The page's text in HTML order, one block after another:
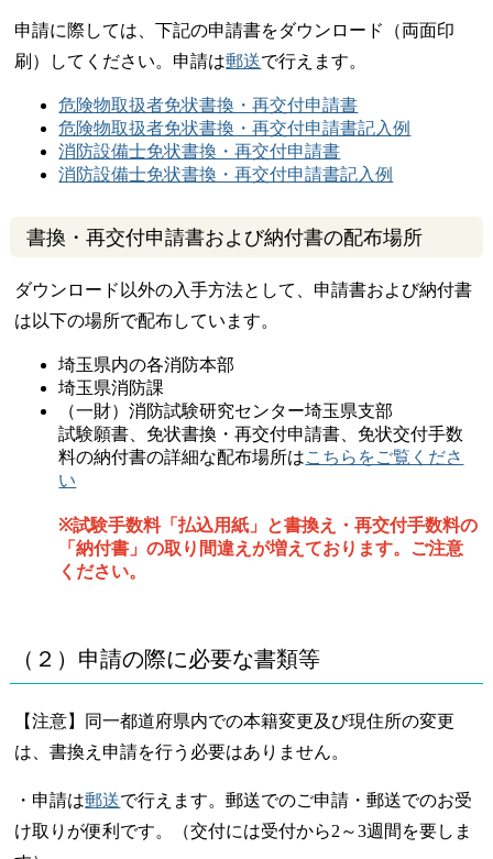
申請に際しては、下記の申請書をダウンロード
（両面印
刷 ） してください。申請は郵送で行えます。
危険物取扱者免状書換・再交付申請書
危険物取扱者免状書換・再交付申請書記入例
消防設備士免状書換・再交付申請書
消防設備士免状書換・再交付申請書記入例
書換・再交付申請書および納付書の配布場所
ダウンロード以外の入手方法として、申請書および納付書
は以下の場所で配布しています。
埼玉県内の各消防本部
埼玉県消防課
（一財）消防試験研究センター埼玉県支部
試験願書、免状書換・再交付申請書、免状交付手数
料の納付書の詳細な配布場所はこちらをご覧くださ
い
※試験手数料「払込用紙」と書換え・再交付手数料の
「納付書」の取り間違えが増えております。ご注意
ください。
（２）申請の際に必要な書類等
【注意】同一都道府県内での本籍変更及び現住所の変更
は、書換え申請を行う必要はありません。
・申請は郵送で行えます。郵送でのご申請・郵送でのお受
け取りが便利です。（交付には受付から2～3週間を要しま